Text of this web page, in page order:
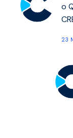
o
23